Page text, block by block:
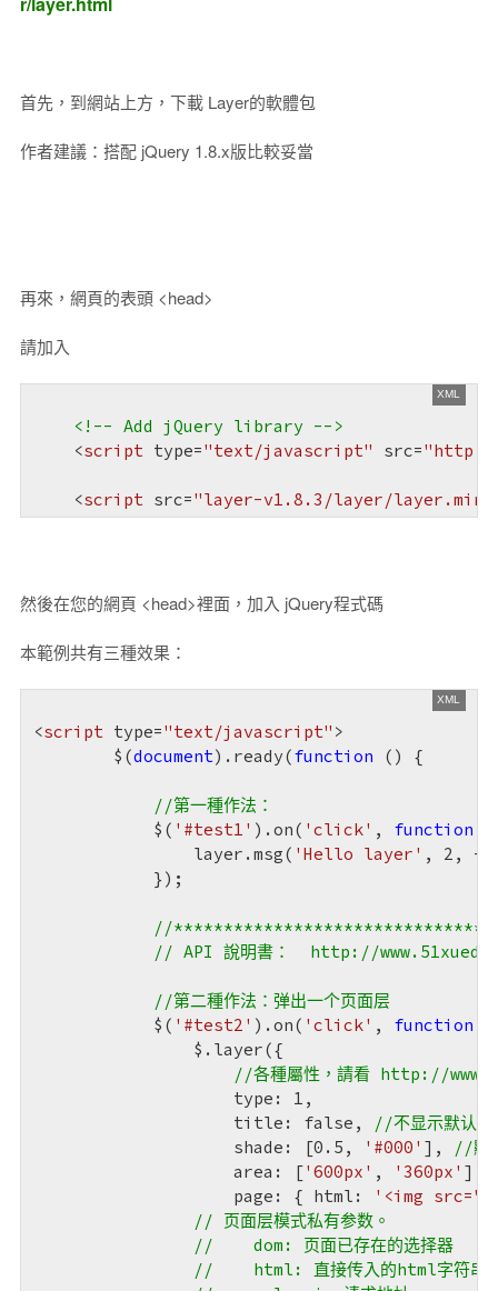
首先，到網站上方，下載 Layer的軟體包
作者建議：搭配 jQuery 1.8.x版比較妥當
再來，網頁的表頭 <head>
請加入
<!-- Add jQuery library -->
<script type="text/javascript" src="http://
<script src="layer-v1.8.3/layer/
然後在您的網頁 <head>裡面，加入 jQuery程式碼
本範例共有三種效果：
<script type="text/javascript" >
        $(
document).ready(function ( ) {
//第一種作法：
            $(
'#test1' ).on( 'click' , function
                layer.msg(
'Hello layer' , 2 , -
            });
//
// API 說明書：  http://
//第二種作法：弹出一个页面层
            $(
'#test2' ).on( 'click' , function
                $.layer({
//各種屬性，請看 http://
                    type:
1 ,
                    title:
false ,
//不显示默认
                    shade: [
0.5 , '#000' ],
//顯
                    area: [
'600px' , '360px' ],
                    page: { html:
'<img
// 页面层模式私有参数。
//    dom: 页面已存在的选择器
//    html: 直接传入的html字符串